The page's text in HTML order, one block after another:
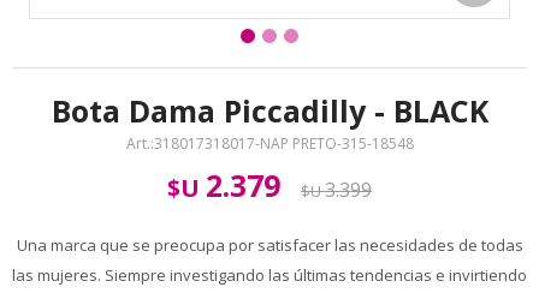
Bota Dama Piccadilly - BLACK
318017318017-NAP PRETO-315-18548
$U 2.379 $U3.399
Una marca que se preocupa por satisfacer las necesidades de todas
las mujeres. Siempre investigando las últimas tendencias e invirtiendo